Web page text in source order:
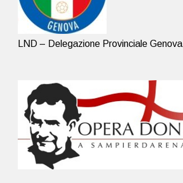
LND – Delegazione Provinciale Genova